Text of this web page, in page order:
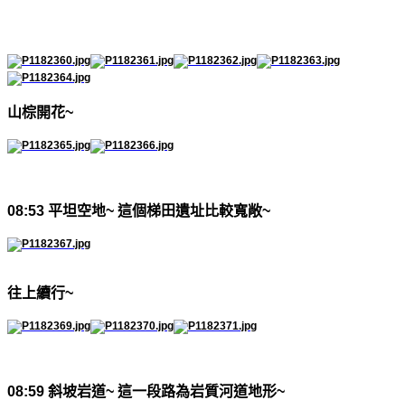
山棕開花~
08:53 平坦空地~ 這個梯田遺址比較寬敞~
往上續行~
08:59 斜坡岩道~ 這一段路為岩質河道地形~